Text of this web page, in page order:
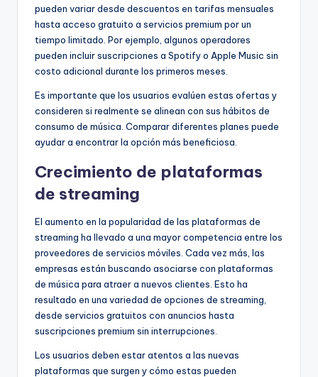
pueden variar desde descuentos en tarifas mensuales
hasta acceso gratuito a servicios premium por un
tiempo limitado. Por ejemplo, algunos operadores
pueden incluir suscripciones a Spotify o Apple Music sin
costo adicional durante los primeros meses.
Es importante que los usuarios evalúen estas ofertas y
consideren si realmente se alinean con sus hábitos de
consumo de música. Comparar diferentes planes puede
ayudar a encontrar la opción más beneficiosa.
Crecimiento de plataformas
de streaming
El aumento en la popularidad de las plataformas de
streaming ha llevado a una mayor competencia entre los
proveedores de servicios móviles. Cada vez más, las
empresas están buscando asociarse con plataformas
de música para atraer a nuevos clientes. Esto ha
resultado en una variedad de opciones de streaming,
desde servicios gratuitos con anuncios hasta
suscripciones premium sin interrupciones.
Los usuarios deben estar atentos a las nuevas
plataformas que surgen y cómo estas pueden